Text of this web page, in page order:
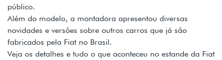
público.
Além do modelo, a montadora apresentou diversas
novidades e versões sobre outros carros que já são
fabricados pela Fiat no Brasil.
Veja os detalhes e tudo o que aconteceu no estande da Fiat